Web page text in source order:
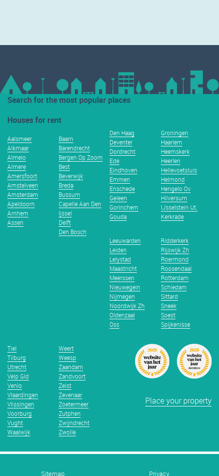
Search for the most popular places
Houses for rent
Aalsmeer
Alkmaar
Almelo
Almere
Amersfoort
Amstelveen
Amsterdam
Apeldoorn
Arnhem
Assen
Baarn
Barendrecht
Bergen Op Zoom
Best
Beverwijk
Breda
Bussum
Capelle Aan Den
Ijssel
Delft
Den Bosch
Den Haag
Deventer
Dordrecht
Ede
Eindhoven
Emmen
Enschede
Geleen
Gorinchem
Gouda
Groningen
Haarlem
Heemskerk
Heerlen
Hellevoetsluis
Helmond
Hengelo Ov
Hilversum
IJsselstein Ut.
Kerkrade
Leeuwarden
Leiden
Lelystad
Maastricht
Meerssen
Nieuwegein
Nijmegen
Noordwijk Zh
Oldenzaal
Oss
Ridderkerk
Rijswijk Zh
Roermond
Roosendaal
Rotterdam
Schiedam
Sittard
Sneek
Soest
Spijkenisse
Tiel
Tilburg
Utrecht
Velp Gld
Venlo
Vlaardingen
Vlissingen
Voorburg
Vught
Waalwijk
Weert
Weesp
Zaandam
Zandvoort
Zeist
Zevenaar
Zoetermeer
Zutphen
Zwijndrecht
Zwolle
Place your property
Sitemap Privacy